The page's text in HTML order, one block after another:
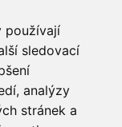
používají
sledovací
analýzy
stránek a
JAK K NÁM?